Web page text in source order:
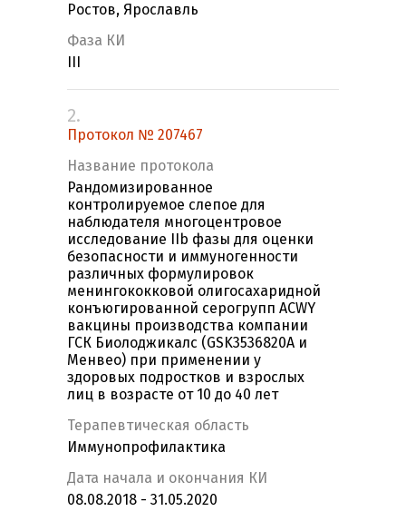
Ростов, Ярославль
Фаза КИ
2.
Протокол № 207467
Название протокола
Рандомизированное
контролируемое слепое для
наблюдателя многоцентровое
исследование IIb фазы для оценки
безопасности и иммуногенности
различных формулировок
менингококковой олигосахаридной
конъюгированной серогрупп ACWY
вакцины производства компании
ГСК Биолоджикалс (GSK3536820A и
Менвео) при применении у
здоровых подростков и взрослых
лиц в возрасте от 10 до 40 лет
Терапевтическая область
Иммунопрофилактика
Дата начала и окончания КИ
08.08.2018 - 31.05.2020